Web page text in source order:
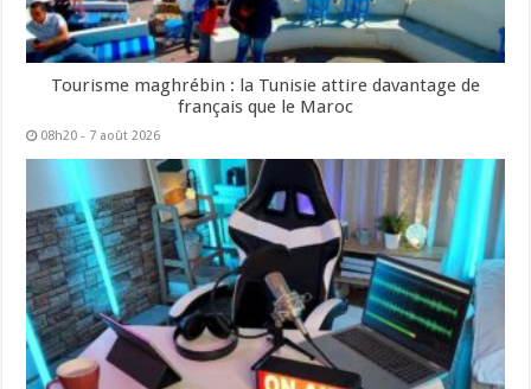
Tourisme maghrébin : la Tunisie attire davantage de
français que le Maroc
08h20 - 7 août 2026